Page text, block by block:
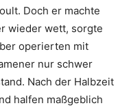
Doch er machte
wieder wett, sorgte
operierten mit
nur schwer
Nach der Halbzeit
halfen maßgeblich